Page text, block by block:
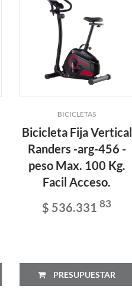
BICICLETAS
Bicicleta Fija Vertical
Randers -arg-456 -
peso Max. 100 Kg.
Facil Acceso.
$ 536.33183
PRESUPUESTAR